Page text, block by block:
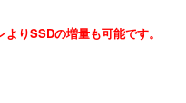
りSSDの増量も可能です。